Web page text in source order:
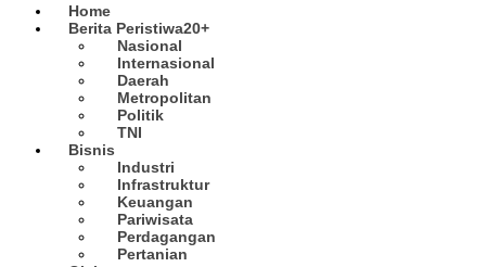
Home
Berita Peristiwa20+
Nasional
Internasional
Daerah
Metropolitan
Politik
TNI
Bisnis
Industri
Infrastruktur
Keuangan
Pariwisata
Perdagangan
Pertanian